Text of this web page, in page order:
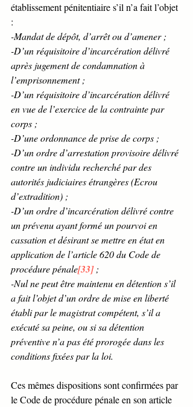
établissement pénitentiaire s’il n’a fait l’objet
:
-Mandat de dépôt, d’arrêt ou d’amener ;
-D’un réquisitoire d’incarcération délivré
après jugement de condamnation à
l’emprisonnement ;
-D’un réquisitoire d’incarcération délivré
en vue de l’exercice de la contrainte par
corps ;
-D’une ordonnance de prise de corps ;
-D’un ordre d’arrestation provisoire délivré
contre un individu recherché par des
autorités judiciaires étrangères (Ecrou
d’extradition) ;
-D’un ordre d’incarcération délivré contre
un prévenu ayant formé un pourvoi en
cassation et désirant se mettre en état en
application de l’article 620 du Code de
procédure pénale[33] ;
-Nul ne peut être maintenu en détention s’il
a fait l’objet d’un ordre de mise en liberté
établi par le magistrat compétent, s’il a
exécuté sa peine, ou si sa détention
préventive n’a pas été prorogée dans les
conditions fixées par la loi.
Ces mêmes dispositions sont confirmées par
le Code de procédure pénale en son article